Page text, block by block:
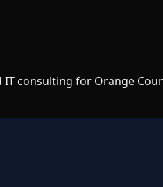
consulting for Orange